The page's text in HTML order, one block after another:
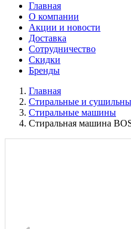
Главная
О компании
Акции и новости
Доставка
Сотрудничество
Скидки
Бренды
Главная
Стиральные и
Стиральные машины
Стиральная машина